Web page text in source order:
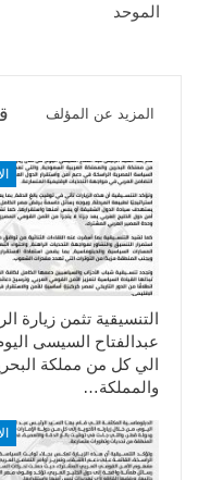
الموحد
المزيد عن المؤلف
التنسيقية تثمن زيارة
عبدالفتاح السيسى
الي كل من مملكة
والمملكة…